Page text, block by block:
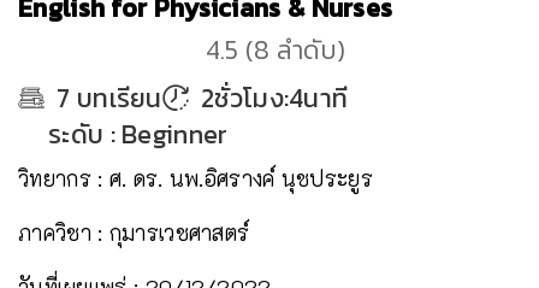
4.5 (8 ลำดับ)
7 บทเรียน
2ชั่วโมง:4นาที
ระดับ :Beginner
วิทยากร : ศ. ดร. นพ.อิศรางค์ นุชประยูร
ภาควิชา : กุมารเวชศาสตร์